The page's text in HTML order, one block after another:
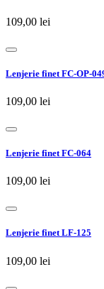
109,00 lei
Lenjerie finet FC-OP-
109,00 lei
Lenjerie finet FC-064
109,00 lei
Lenjerie finet LF-125
109,00 lei